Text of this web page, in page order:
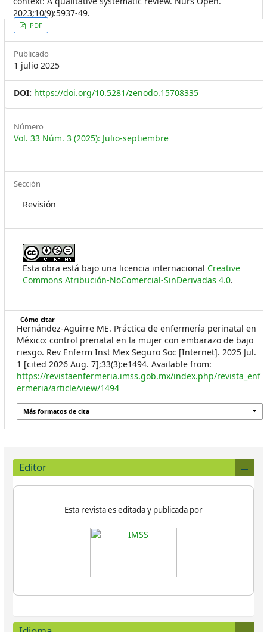
2023;10(9):5937-49.
PDF
Publicado
1 julio 2025
DOI: https://doi.org/10.5281/zenodo.15708335
Número
Vol. 33 Núm. 3 (2025): Julio-septiembre
Sección
Revisión
Esta obra está bajo una licencia internacional Creative
Commons Atribución-NoComercial-SinDerivadas 4.0.
Cómo citar
Hernández-Aguirre ME. Práctica de enfermería perinatal en
México: control prenatal en la mujer con embarazo de bajo
riesgo. Rev Enferm Inst Mex Seguro Soc [Internet]. 2025 Jul.
1 [cited 2026 Aug. 7];33(3):e1494. Available from:
https://revistaenfermeria.imss.gob.mx/index.php/revista_enf
ermeria/article/view/1494
Más formatos de cita
Editor
Esta revista es editada y publicada por